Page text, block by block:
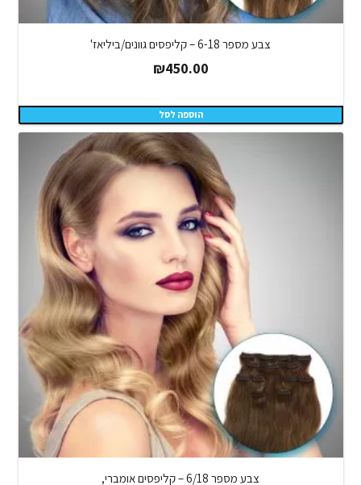
צבע מספר 6-18 – קליפסים גוונים/ביליאז'
₪450.00
הוספה לסל
צבע מספר 6/18 – קליפסים אומברי,